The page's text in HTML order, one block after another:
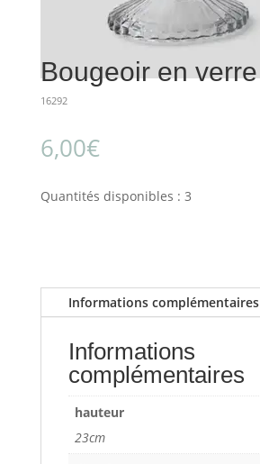
Bougeoir en verre
16292
6,00€
Quantités disponibles : 3
Informations complémentaires
Informations
complémentaires
hauteur
23cm